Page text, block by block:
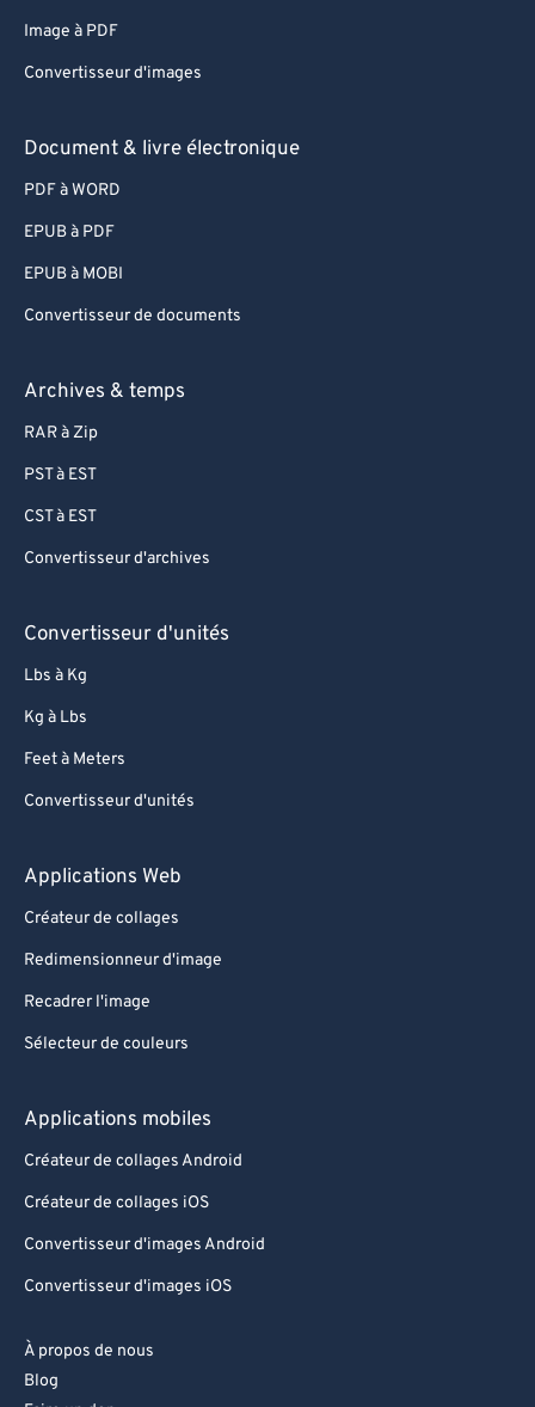
Image à PDF
Convertisseur d'images
Document & livre électronique
PDF à WORD
EPUB à PDF
EPUB à MOBI
Convertisseur de documents
Archives & temps
RAR à Zip
PST à EST
CST à EST
Convertisseur d'archives
Convertisseur d'unités
Lbs à Kg
Kg à Lbs
Feet à Meters
Convertisseur d'unités
Applications Web
Créateur de collages
Redimensionneur d'image
Recadrer l'image
Sélecteur de couleurs
Applications mobiles
Créateur de collages Android
Créateur de collages iOS
Convertisseur d'images Android
Convertisseur d'images iOS
À propos de nous
Blog